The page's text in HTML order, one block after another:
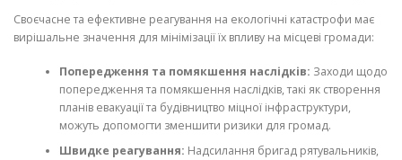
Своєчасне та ефективне реагування на екологічні катастрофи має
вирішальне значення для мінімізації їх впливу на місцеві громади:
Попередження та помякшення наслідків: Заходи щодо
попередження та помякшення наслідків, такі як створення
планів евакуації та будівництво міцної інфраструктури,
можуть допомогти зменшити ризики для громад.
Швидке реагування: Надсилання бригад рятувальників,